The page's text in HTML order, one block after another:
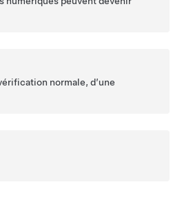
normale, d’une